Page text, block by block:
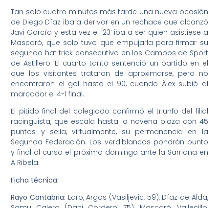
Tan solo cuatro minutos más tarde una nueva ocasión
de Diego Díaz iba a derivar en un rechace que alcanzó
Javi García y esta vez el ‘23’ iba a ser quien asistiese a
Mascaró, que solo tuvo que empujarla para firmar su
segundo hat trick consecutivo en los Campos de Sport
de Astillero. El cuarto tanto sentenció un partido en el
que los visitantes trataron de aproximarse, pero no
encontraron el gol hasta el 90, cuando Álex subió al
marcador el 4-1 final.
El pitido final del colegiado confirmó el triunfo del filial
racinguista, que escala hasta la novena plaza con 45
puntos y sella, virtualmente, su permanencia en la
Segunda Federación. Los verdiblancos pondrán punto
y final al curso el próximo domingo ante la Sarriana en
A Ribela.
Ficha técnica:
Rayo Cantabria: Laro, Argos (Vasiljevic, 59), Díaz de Alda,